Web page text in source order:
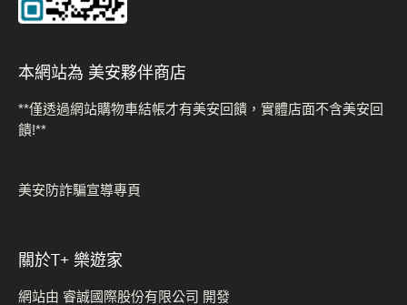
本網站為 美安夥伴商店
**僅透過網站購物車結帳才有美安回饋，實體店面不含美安回
饋!**
美安防詐騙宣導專頁
關於t+ 樂遊家
網站由 睿誠國際股份有限公司 開發